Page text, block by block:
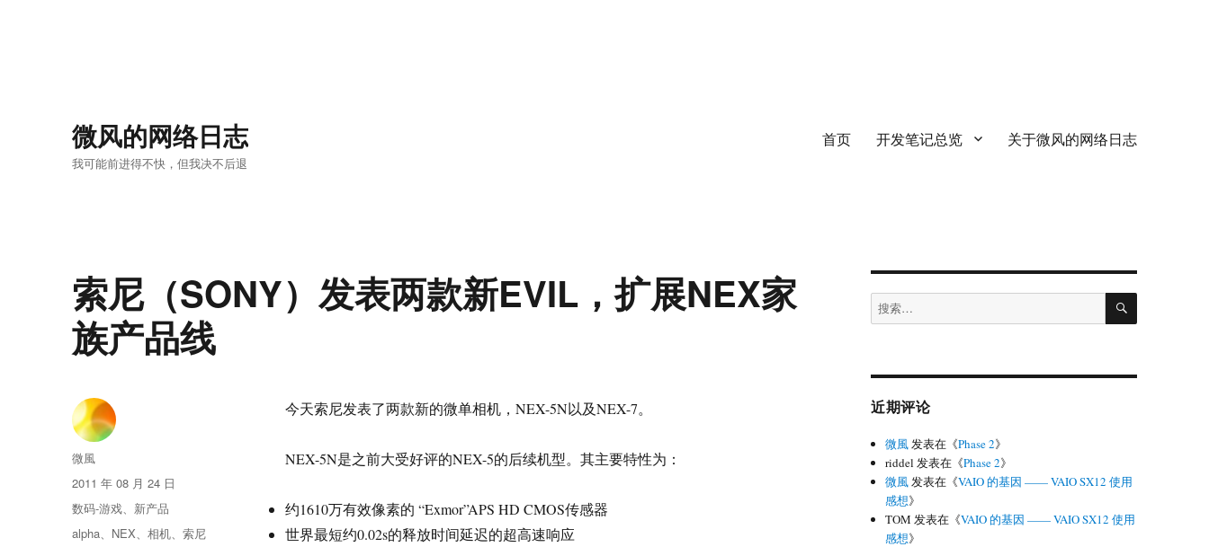
微风的网络日志
我可能前进得不快，但我决不后退
首页 开发笔记总览 关于微风的网络日志
索尼（SONY）发表两款新EVIL，扩展NEX家
族产品线
今天索尼发表了两款新的微单相机，NEX-5N以及NEX-7。
NEX-5N是之前大受好评的NEX-5的后续机型。其主要特性为：
约1610万有效像素的 “Exmor”APS HD CMOS传感器
世界最短约0.02s的释放时间延迟的超高速响应
作
者
微風
发
布
于
2011 年 08 月 24 日
分
类
数码-游戏、 新产品
标
alpha、 NEX、相机、索尼
搜
索：
搜
近期评论
微風发表在《Phase 2》
riddel 发表在《Phase 2》
微風发表在《VAIO 的基因 —— VAIO SX12 使用
感想》
TOM 发表在《VAIO 的基因 —— VAIO SX12 使用
感想》